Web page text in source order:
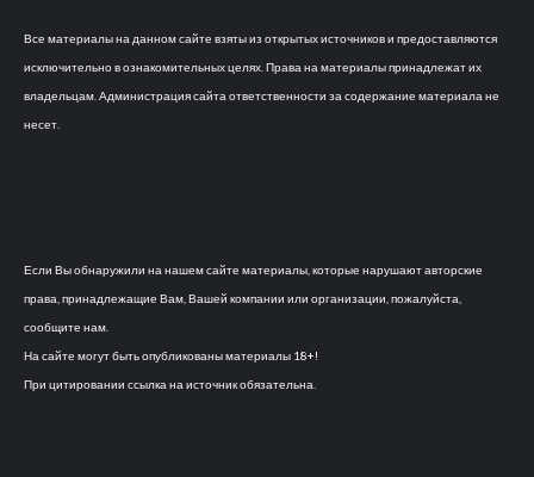
Все материалы на данном сайте взяты из открытых источников и предоставляются
исключительно в ознакомительных целях. Права на материалы принадлежат их
владельцам. Администрация сайта ответственности за содержание материала не
несет.
Если Вы обнаружили на нашем сайте материалы, которые нарушают авторские
права, принадлежащие Вам, Вашей компании или организации, пожалуйста,
сообщите нам.
На сайте могут быть опубликованы материалы 18+!
При цитировании ссылка на источник обязательна.